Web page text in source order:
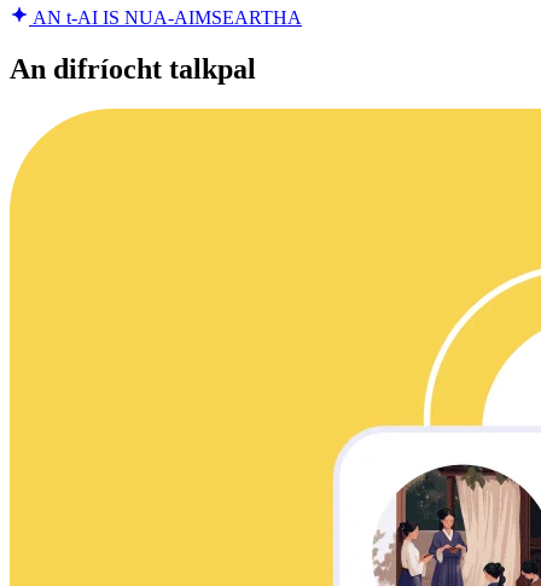
AN t-AI IS NUA-AIMSEARTHA
An difríocht talkpal